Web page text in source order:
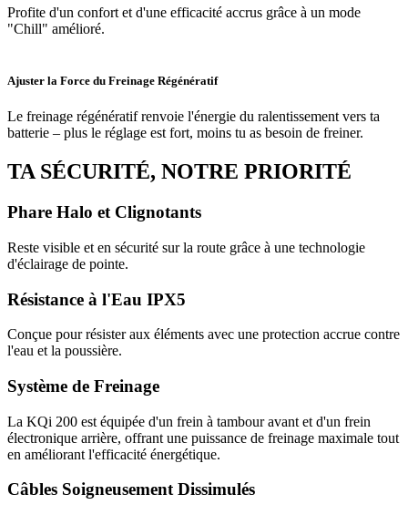
Profite d'un confort et d'une efficacité accrus grâce à un mode
"Chill" amélioré.
Ajuster la Force du Freinage Régénératif
Le freinage régénératif renvoie l'énergie du ralentissement vers ta
batterie – plus le réglage est fort, moins tu as besoin de freiner.
TA SÉCURITÉ, NOTRE PRIORITÉ
Phare Halo et Clignotants
Reste visible et en sécurité sur la route grâce à une technologie
d'éclairage de pointe.
Résistance à l'Eau IPX5
Conçue pour résister aux éléments avec une protection accrue contre
l'eau et la poussière.
Système de Freinage
La KQi 200 est équipée d'un frein à tambour avant et d'un frein
électronique arrière, offrant une puissance de freinage maximale tout
en améliorant l'efficacité énergétique.
Câbles Soigneusement Dissimulés